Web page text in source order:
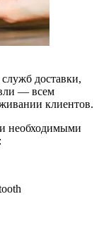
доставки,
— всем
клиентов.
необходимыми